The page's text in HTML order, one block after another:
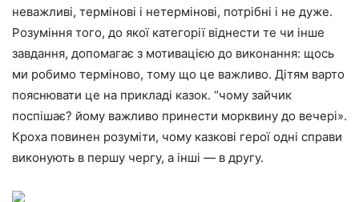
неважливі, термінові і нетермінові, потрібні і не дуже.
Розуміння того, до якої категорії віднести те чи інше
завдання, допомагає з мотивацією до виконання: щось
ми робимо терміново, тому що це важливо. Дітям варто
пояснювати це на прикладі казок. “чому зайчик
поспішає? йому важливо принести морквину до вечері».
Кроха повинен розуміти, чому казкові герої одні справи
виконують в першу чергу, а інші — в другу.